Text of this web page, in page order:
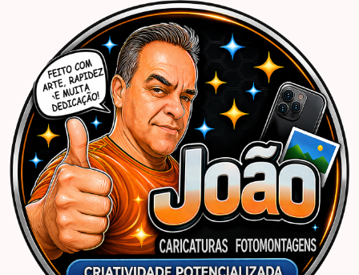
Caricaturas Personalizadas | João Caricaturas Mulher
Desenho estilo xilografia, nordestino, estilizado,cordel,1 cor, preto e
branco, xilo, caricatura, menina, pessoa, personalizado, sertão, corel,
vetorizado, aniversário, ilustração